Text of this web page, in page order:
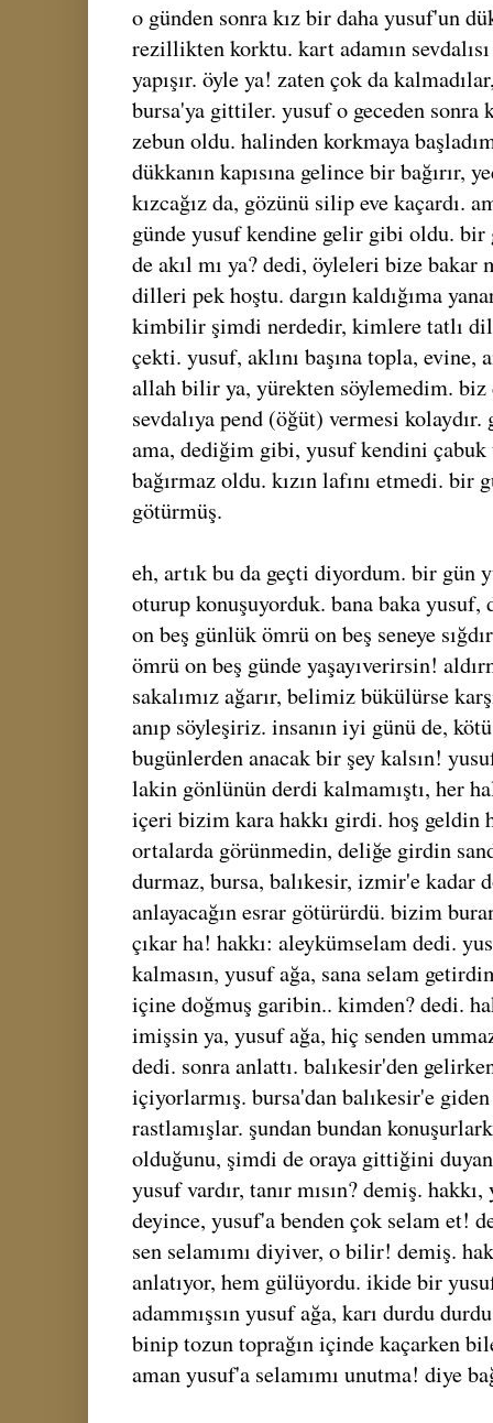
o günden sonra kız bir daha yusuf'un
rezillikten korktu. kart adamın sevdalısı
yapışır. öyle ya! zaten çok da
bursa'ya gittiler. yusuf o geceden sonra
zebun oldu. halinden korkmaya
dükkanın kapısına gelince bir bağırır,
kızcağız da, gözünü silip eve kaçardı.
günde yusuf kendine gelir gibi oldu. bir
de akıl mı ya? dedi, öyleleri bize bakar
dilleri pek hoştu. dargın kaldığıma
kimbilir şimdi nerdedir, kimlere tatlı
çekti. yusuf, aklını başına topla,
allah bilir ya, yürekten söylemedim.
sevdalıya pend (öğüt) vermesi kolaydır.
ama, dediğim gibi, yusuf kendini çabuk
bağırmaz oldu. kızın lafını etmedi. bir
götürmüş.
eh, artık bu da geçti diyordum. bir gün
oturup konuşuyorduk. bana baka
on beş günlük ömrü on beş seneye
ömrü on beş günde yaşayıverirsin!
sakalımız ağarır, belimiz bükülürse
anıp söyleşiriz. insanın iyi günü de,
bugünlerden anacak bir şey kalsın!
lakin gönlünün derdi kalmamıştı, her
içeri bizim kara hakkı girdi. hoş geldin
ortalarda görünmedin, deliğe girdin
durmaz, bursa, balıkesir, izmir'e kadar
anlayacağın esrar götürürdü. bizim
çıkar ha! hakkı: aleykümselam dedi.
kalmasın, yusuf ağa, sana selam
içine doğmuş garibin.. kimden? dedi.
imişsin ya, yusuf ağa, hiç senden
dedi. sonra anlattı. balıkesir'den
içiyorlarmış. bursa'dan balıkesir'e
rastlamışlar. şundan bundan
olduğunu, şimdi de oraya gittiğini
yusuf vardır, tanır mısın? demiş.
deyince, yusuf'a benden çok selam et!
sen selamımı diyiver, o bilir! demiş.
anlatıyor, hem gülüyordu. ikide bir
adammışsın yusuf ağa, karı durdu
binip tozun toprağın içinde kaçarken
aman yusuf'a selamımı unutma! diye